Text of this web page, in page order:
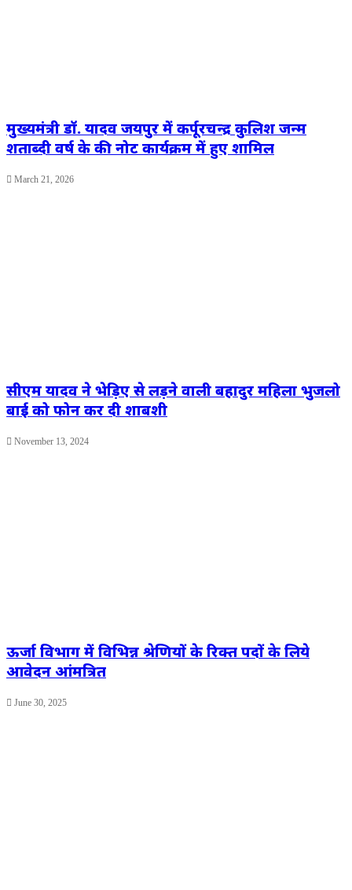
मुख्यमंत्री डॉ. यादव जयपुर में कर्पूरचन्द्र कुलिश जन्म
शताब्दी वर्ष के की नोट कार्यक्रम में हुए शामिल
March 21, 2026
सीएम यादव ने भेड़िए से लड़ने वाली बहादुर महिला भुजलो
बाई को फोन कर दी शाबशी
November 13, 2024
ऊर्जा विभाग में विभिन्न श्रेणियों के रिक्त पदों के लिये
आवेदन आंमत्रित
June 30, 2025